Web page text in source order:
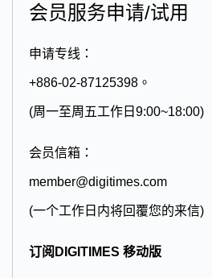
会员服务申请/试用
申请专线：
+886-02-87125398。
(周一至周五工作日9:00~18:00)
会员信箱：
member@digitimes.com
(一个工作日内将回覆您的来信)
订阅DIGITIMES 移动版